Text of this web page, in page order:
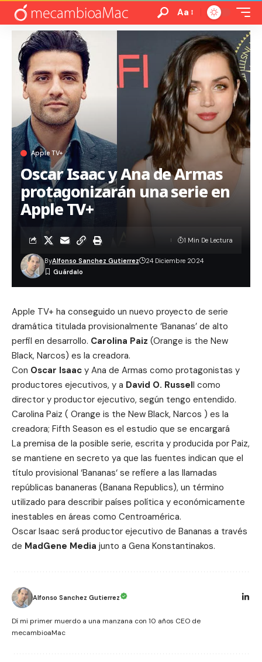
Aa
Apple TV+
Oscar Isaac y Ana de Armas
protagonizarán una serie en
Apple TV+
ByAlfonso Sanchez Gutierrez 24 Diciembre 2024
1 Min De Lectura
Apple TV+ ha conseguido un nuevo proyecto de serie
dramática titulada provisionalmente ‘Bananas’ de alto
perfil en desarrollo. Carolina Paiz (Orange is the New
Black, Narcos) es la creadora.
Con Oscar Isaac y Ana de Armas como protagonistas y
productores ejecutivos, y a David O. Russell como
director y productor ejecutivo, según tengo entendido.
Carolina Paiz ( Orange is the New Black, Narcos ) es la
creadora; Fifth Season es el estudio que se encargará
La premisa de la posible serie, escrita y producida por Paiz,
se mantiene en secreto ya que las fuentes indican que el
título provisional ‘Bananas‘ se refiere a las llamadas
repúblicas bananeras (Banana Republics), un término
utilizado para describir países política y económicamente
inestables en áreas como Centroamérica.
Oscar Isaac será productor ejecutivo de Bananas a través
de MadGene Media junto a Gena Konstantinakos.
Alfonso Sanchez Gutierrez
Dí mi primer muerdo a una manzana con 10 años CEO de
mecambioaMac